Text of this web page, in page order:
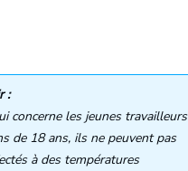
:
concerne les jeunes travailleurs
de 18 ans, ils ne peuvent pas
à des températures